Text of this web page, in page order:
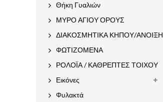
Θήκη Γυαλιών
ΜΥΡΟ ΑΓΙΟΥ ΟΡΟΥΣ
ΔΙΑΚΟΣΜΗΤΙΚΑ ΚΗΠΟΥ/ΑΝΟΙΞΗ
ΦΩΤΙΖΟΜΕΝΑ
ΡΟΛΟΪΑ / ΚΑΘΡΕΠΤΕΣ ΤΟΙΧΟΥ
Εικόνες
Φυλακτά